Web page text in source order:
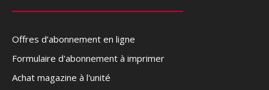
Offres d’abonnement en ligne
Formulaire d'abonnement à imprimer
Achat magazine à l'unité